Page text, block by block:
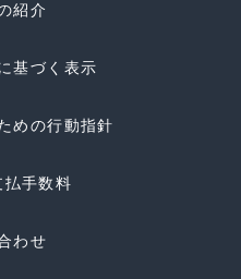
紹介
基づく表示
めの行動指針
払手数料
わせ